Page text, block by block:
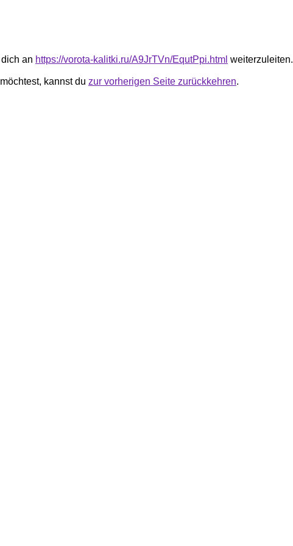
an https://vorota-kalitki.ru/A9JrTVn/EqutPpi.html weiterzuleiten.
kannst du zur vorherigen Seite zurückkehren.